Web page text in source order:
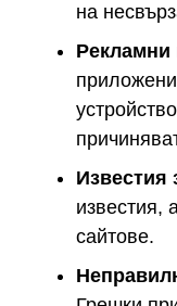
на
Рекламни
Известия
известия,
сайтове.